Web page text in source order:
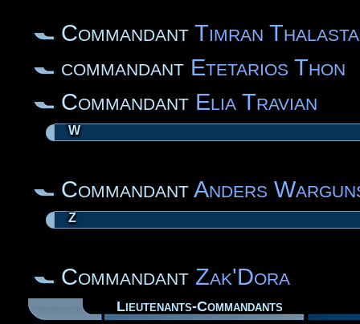
Commandant Timran Thalasta
commandant Etetarios Thon
Commandant Elia Travian
W
CommandantAnders
Z
Commandant Zak'Dora
Lieutenants-Commandants